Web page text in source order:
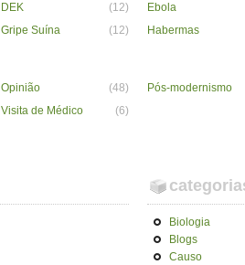
DEK (12)
Ebola
Gripe Suína (12) Habermas
Opinião (48)
Pós-modernismo
Visita de Médico (6)
Biologia
Blogs
Causo